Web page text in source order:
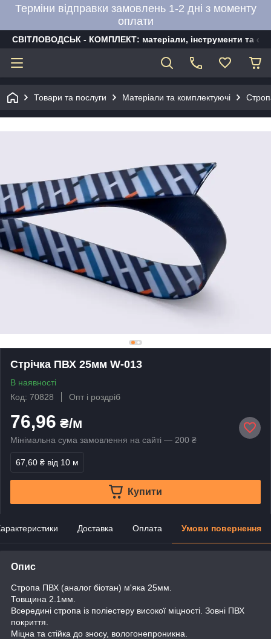
Терміни відправки замовлень 1-2 дні з моменту
оплати
СВІТЛОВОДСЬК - КОМПЛЕКТ: матеріали, інструменти та
Товари та послуги Матеріали та комплектуючі
Стрічка ПВХ 25мм W-013
В наявності
Код: 70828
Опт і роздріб
76,96 ₴/м
Мінімальна сума замовлення на сайті — 200 ₴
67,60 ₴ від 10 м
Купити
Доставка Оплата Умови повернення
Опис
Стропа ПВХ (аналог біотан) м'яка 25мм.
Товщина 2.1мм.
Всередині стропа із поліестеру високої міцності. Зовні ПВХ
покриття.
Міцна та стійка до зносу, вологонепроникна.